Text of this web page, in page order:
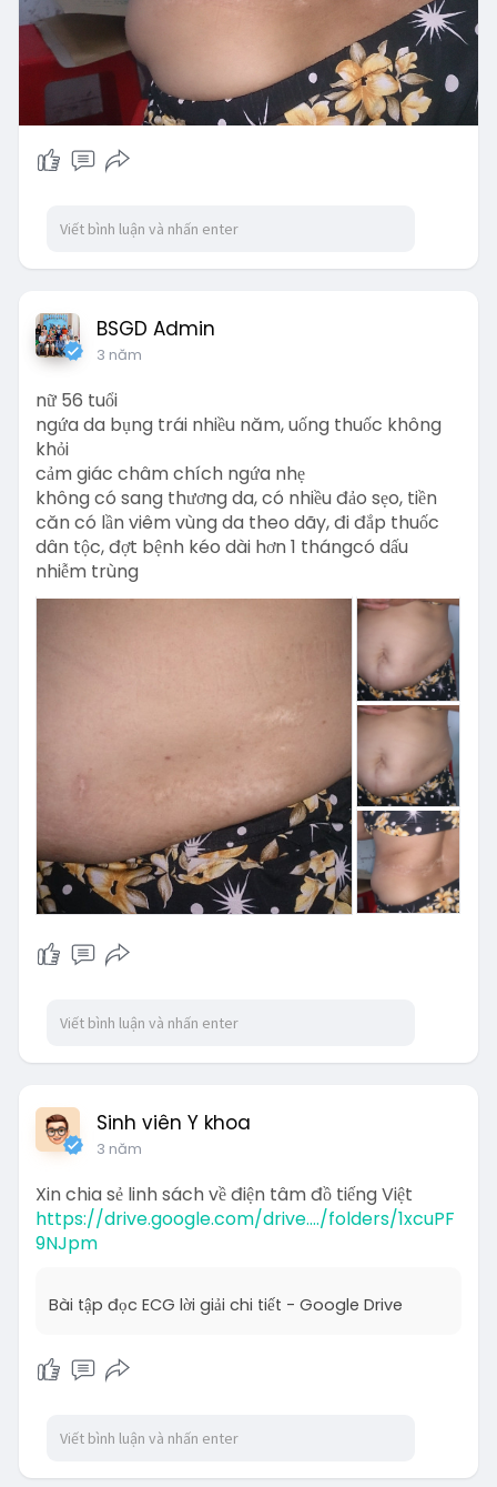
BSGD Admin
3 năm
nữ 56 tuổi
ngứa da bụng trái nhiều năm, uống thuốc không
khỏi
cảm giác châm chích ngứa nhẹ
không có sang thương da, có nhiều đảo sẹo, tiền
căn có lần viêm vùng da theo dãy, đi đắp thuốc
dân tộc, đợt bệnh kéo dài hơn 1 thángcó dấu
nhiễm trùng
Sinh viên Y khoa
3 năm
Xin chia sẻ linh sách về điện tâm đồ tiếng Việt
https://drive.google.com/drive..../folders/1xcuPF
9NJpm
Bài tập đọc ECG lời giải chi tiết - Google Drive